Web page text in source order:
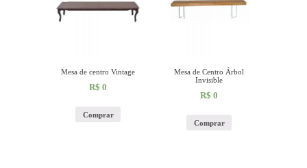
Mesa de centro Vintage
R$ 0
Comprar
Mesa de Centro Árbol
Invisible
R$ 0
Comprar